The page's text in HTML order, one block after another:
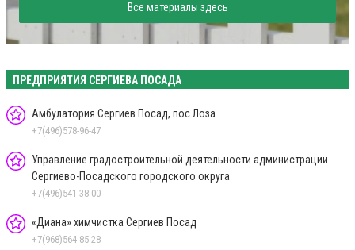
Все материалы здесь
ПРЕДПРИЯТИЯ СЕРГИЕВА ПОСАДА
Амбулатория Сергиев Посад, пос.Лоза
+7(496)578-96-47
Управление градостроительной деятельности администрации
Сергиево-Посадского городского округа
+7(496)541-38-00
«Диана» химчистка Сергиев Посад
+7(968)564-85-28